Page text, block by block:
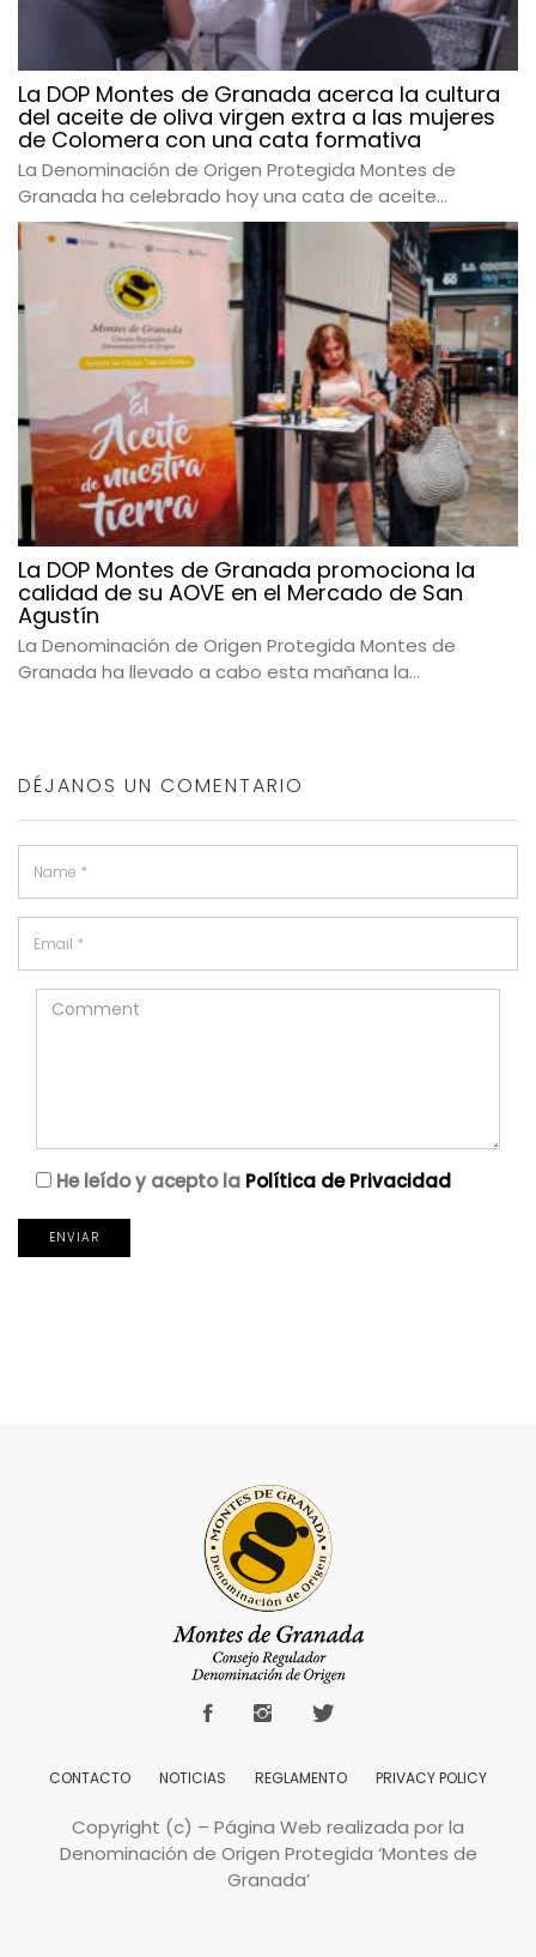
La DOP Montes de Granada acerca la cultura
del aceite de oliva virgen extra a las mujeres
de Colomera con una cata formativa
La Denominación de Origen Protegida Montes de
Granada ha celebrado hoy una cata de aceite...
La DOP Montes de Granada promociona la
calidad de su AOVE en el Mercado de San
Agustín
La Denominación de Origen Protegida Montes de
Granada ha llevado a cabo esta mañana la...
DÉJANOS UN COMENTARIO
He leído y acepto la Política de Privacidad
CONTACTO NOTICIAS REGLAMENTO PRIVACY POLICY
Copyright (c) – Página Web realizada por la
Denominación de Origen Protegida ‘Montes de
Granada’